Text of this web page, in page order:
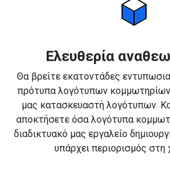
Ελευθερία
Θα βρείτε εκατοντάδες
πρότυπα λογότυπων κομμωτηρίων
μας κατασκευαστή λογότυπων.
αποκτήσετε όσα λογότυπα
διαδικτυακό μας εργαλείο
υπάρχει περιορισμός στη